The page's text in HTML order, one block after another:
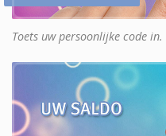
Toets uw persoonlijke code in.